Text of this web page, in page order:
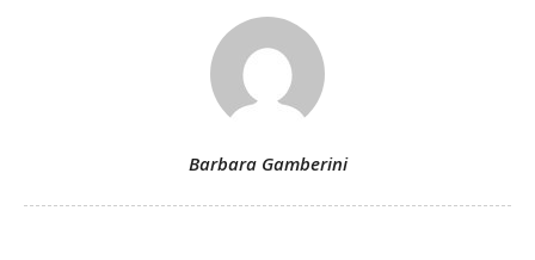
Barbara Gamberini